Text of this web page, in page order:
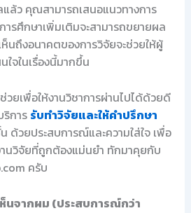
ล้ว คุณสามารถเสนอแนวทางการ
ารศึกษาเพิ่มเติมจะสามารถขยายผล
ห็นถึงอนาคตของการวิจัยจะช่วยให้ผู้
จในเรื่องนี้มากขึ้น
ยเพื่อให้งานวิชาการผ่านไปได้ด้วยดี
ริการ รับทำวิจัยและให้คำปรึกษา
ด้วยประสบการณ์และความใส่ใจ เพื่อ
นวิจัยที่ถูกต้องแม่นยำ ทักมาคุยกับ
ครับ
นจากผม (ประสบการณ์กว่า